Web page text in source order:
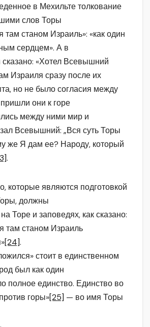
в Мехильте толкование
слов Торы
там станом Израиль»: «как один
сердцем». А в
«Хотел Всевышний
Израиля сразу после их
но не было согласия между
они к горе
между ними мир и
Всевышний: „Вся суть Торы
же Я дам ее? Народу, который
.
которые являются подготовкой
должны
Торе и заповедях, как сказано:
там станом Израиль
[24].
стоит в единственном
был как один
полное единство. Единство во
горы»[25] — во имя Торы
.